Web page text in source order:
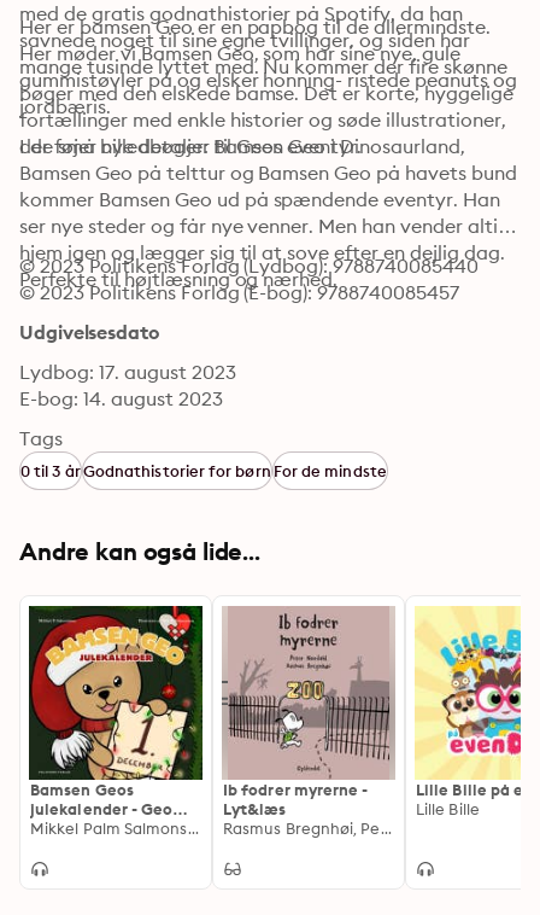
med de gratis godnathistorier på Spotify, da han
savnede noget til sine egne tvillinger, og siden har
mange tusinde lyttet med. Nu kommer der fire skønne
bøger med den elskede bamse. Det er korte, hyggelige
fortællinger med enkle historier og søde illustrationer,
der føjer nye detaljer til Geos eventyr.
Her er bamsen Geo er en papbog til de allermindste.
Her møder vi Bamsen Geo, som har sine nye, gule
gummistøvler på og elsker honning- ristede peanuts og
jordbæris.
I de små billedbøger: Bamsen Geo i Dinosaurland,
Bamsen Geo på telttur og Bamsen Geo på havets bund
kommer Bamsen Geo ud på spændende eventyr. Han
ser nye steder og får nye venner. Men han vender altid
hjem igen og lægger sig til at sove efter en dejlig dag.
Perfekte til højtlæsning og nærhed.
© 2023 Politikens Forlag (Lydbog): 9788740085440
© 2023 Politikens Forlag (E-bog): 9788740085457
Udgivelsesdato
Lydbog: 17. august 2023
E-bog: 14. august 2023
Tags
0 til 3 årGodnathistorier for børnFor de mindste
Andre kan også lide...
Bamsen Geos
julekalender - Geo
møder Nissen
Mikkel Palm Salmonsen, Marie Munk Jensen
Ib fodrer myrerne -
Lyt&læs
Rasmus Bregnhøi, Peter Nordahl
Lille Bille på
Lille Bille